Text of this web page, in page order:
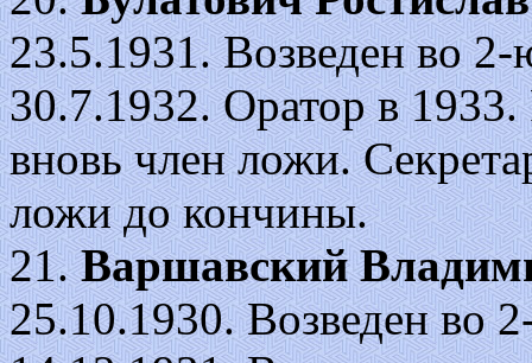
23.5.1931. Возведен во
30.7.1932. Оратор в
вновь член ложи.
ложи до кончины.
21.Варшавский
25.10.1930. Возведен во